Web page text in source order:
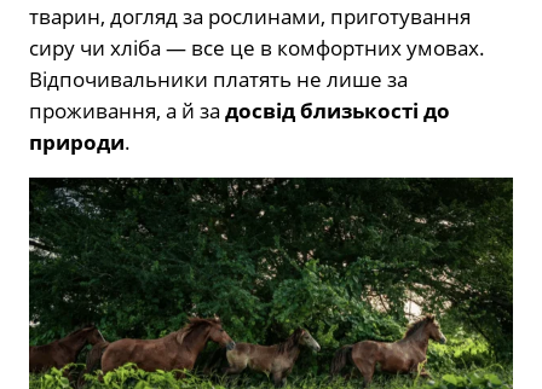
тварин, догляд за рослинами, приготування
сиру чи хліба — все це в комфортних умовах.
Відпочивальники платять не лише за
проживання, а й за досвід близькості до
природи.